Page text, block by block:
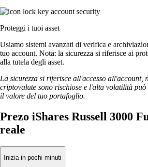
Proteggi i tuoi asset
Usiamo sistemi avanzati di verifica e
tuo account. Nota: la sicurezza si riferisce ai
alla tutela degli asset.
La sicurezza si riferisce all'accesso all'account,
criptovalute sono rischiose e l'alta volatilità
il valore del tuo portafoglio.
Prezo iShares Russell 3000
reale
Inizia in pochi minuti